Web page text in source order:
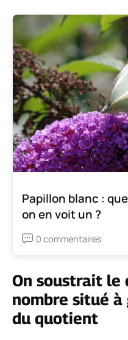
Papillon blanc :
on en voit un ?
0 commentaires
On soustrait le
nombre situé
du quotient